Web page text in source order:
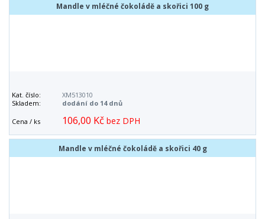
Mandle v mléčné čokoládě a skořici 100 g
Kat. číslo:
XM513010
Skladem:
dodání do 14 dnů
Cena / ks 106,00 Kč bez DPH
Mandle v mléčné čokoládě a skořici 40 g